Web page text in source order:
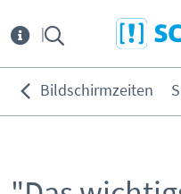
Bildschirmzeiten
Über
Service
KONTAKT
ELTERNANGEBOTE
THEMEN:
Smartphone &